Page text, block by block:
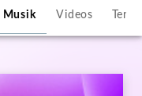
Musik Videos